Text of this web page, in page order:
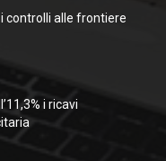
i controlli alle frontiere
i ricavi